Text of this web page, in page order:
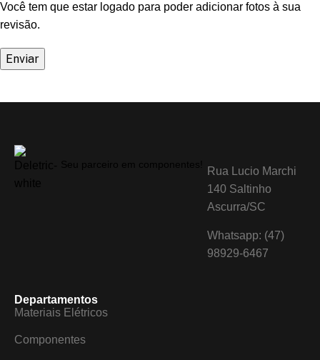
Você tem que estar logado para poder adicionar fotos à sua
revisão.
Rua Lucio Marchi
140 Saltinho
Ascurra/SC
Whatsapp: (47)
98929-6467
Departamentos
Materiais Elétricos
Componentes